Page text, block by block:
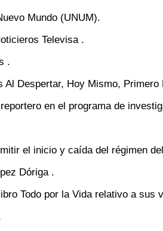
Mundo (UNUM).
Televisa .
.
Despertar, Hoy Mismo,
en el programa de
el inicio y caída del régimen
Dóriga .
Todo por la Vida relativo a sus